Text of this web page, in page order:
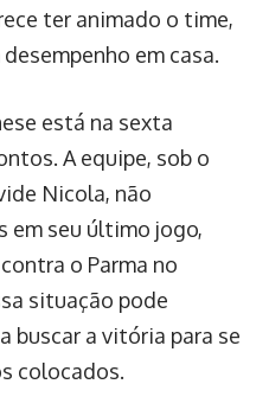
ter animado o time,
em casa.
está na sexta
A equipe, sob o
Nicola, não
em seu último jogo,
o Parma no
situação pode
buscar a vitória para se
colocados.